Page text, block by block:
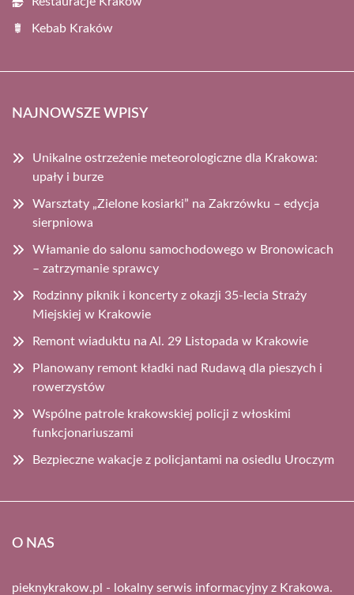
Kebab Kraków
NAJNOWSZE WPISY
Unikalne ostrzeżenie meteorologiczne dla Krakowa:
upały i burze
Warsztaty „Zielone kosiarki” na Zakrzówku – edycja
sierpniowa
Włamanie do salonu samochodowego w Bronowicach
– zatrzymanie sprawcy
Rodzinny piknik i koncerty z okazji 35-lecia Straży
Miejskiej w Krakowie
Remont wiaduktu na Al. 29 Listopada w Krakowie
Planowany remont kładki nad Rudawą dla pieszych i
rowerzystów
Wspólne patrole krakowskiej policji z włoskimi
funkcjonariuszami
Bezpieczne wakacje z policjantami na osiedlu Uroczym
O NAS
pieknykrakow.pl - lokalny serwis informacyjny z Krakowa.